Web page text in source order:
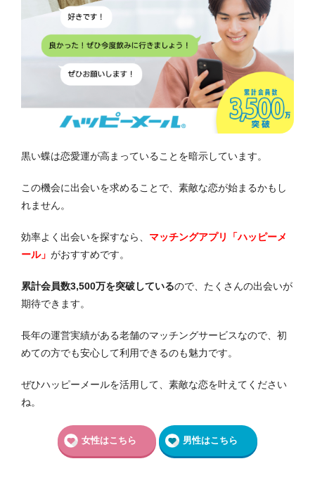
黒い蝶は恋愛運が高まっていることを暗示しています。
この機会に出会いを求めることで、素敵な恋が始まるかもし
れません。
効率よく出会いを探すなら、 マッチングアプリ「ハッピーメ
ール」 がおすすめです。
累計会員数3,500万を突破しているので、たくさんの出会いが
期待できます。
長年の運営実績がある老舗のマッチングサービスなので、初
めての方でも安心して利用できるのも魅力です。
ぜひハッピーメールを活用して、素敵な恋を叶えてください
ね。
女性はこちら 男性はこちら